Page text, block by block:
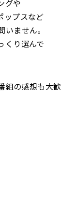
グや
ップスなど
ません。
くり選んで
組の感想も大歓